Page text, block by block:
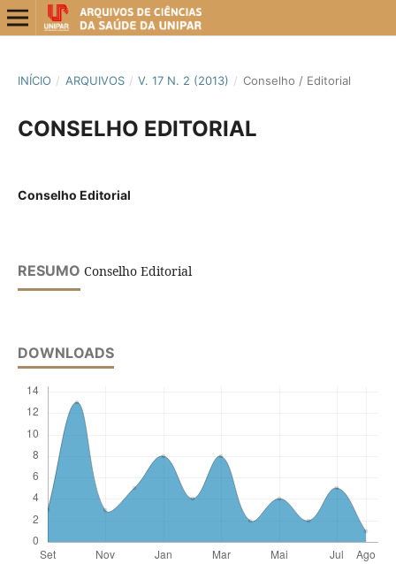
INÍCIO / ARQUIVOS / V. 17 N. 2 (2013) / Conselho / Editorial
CONSELHO EDITORIAL
Conselho Editorial
RESUMO Conselho Editorial
DOWNLOADS